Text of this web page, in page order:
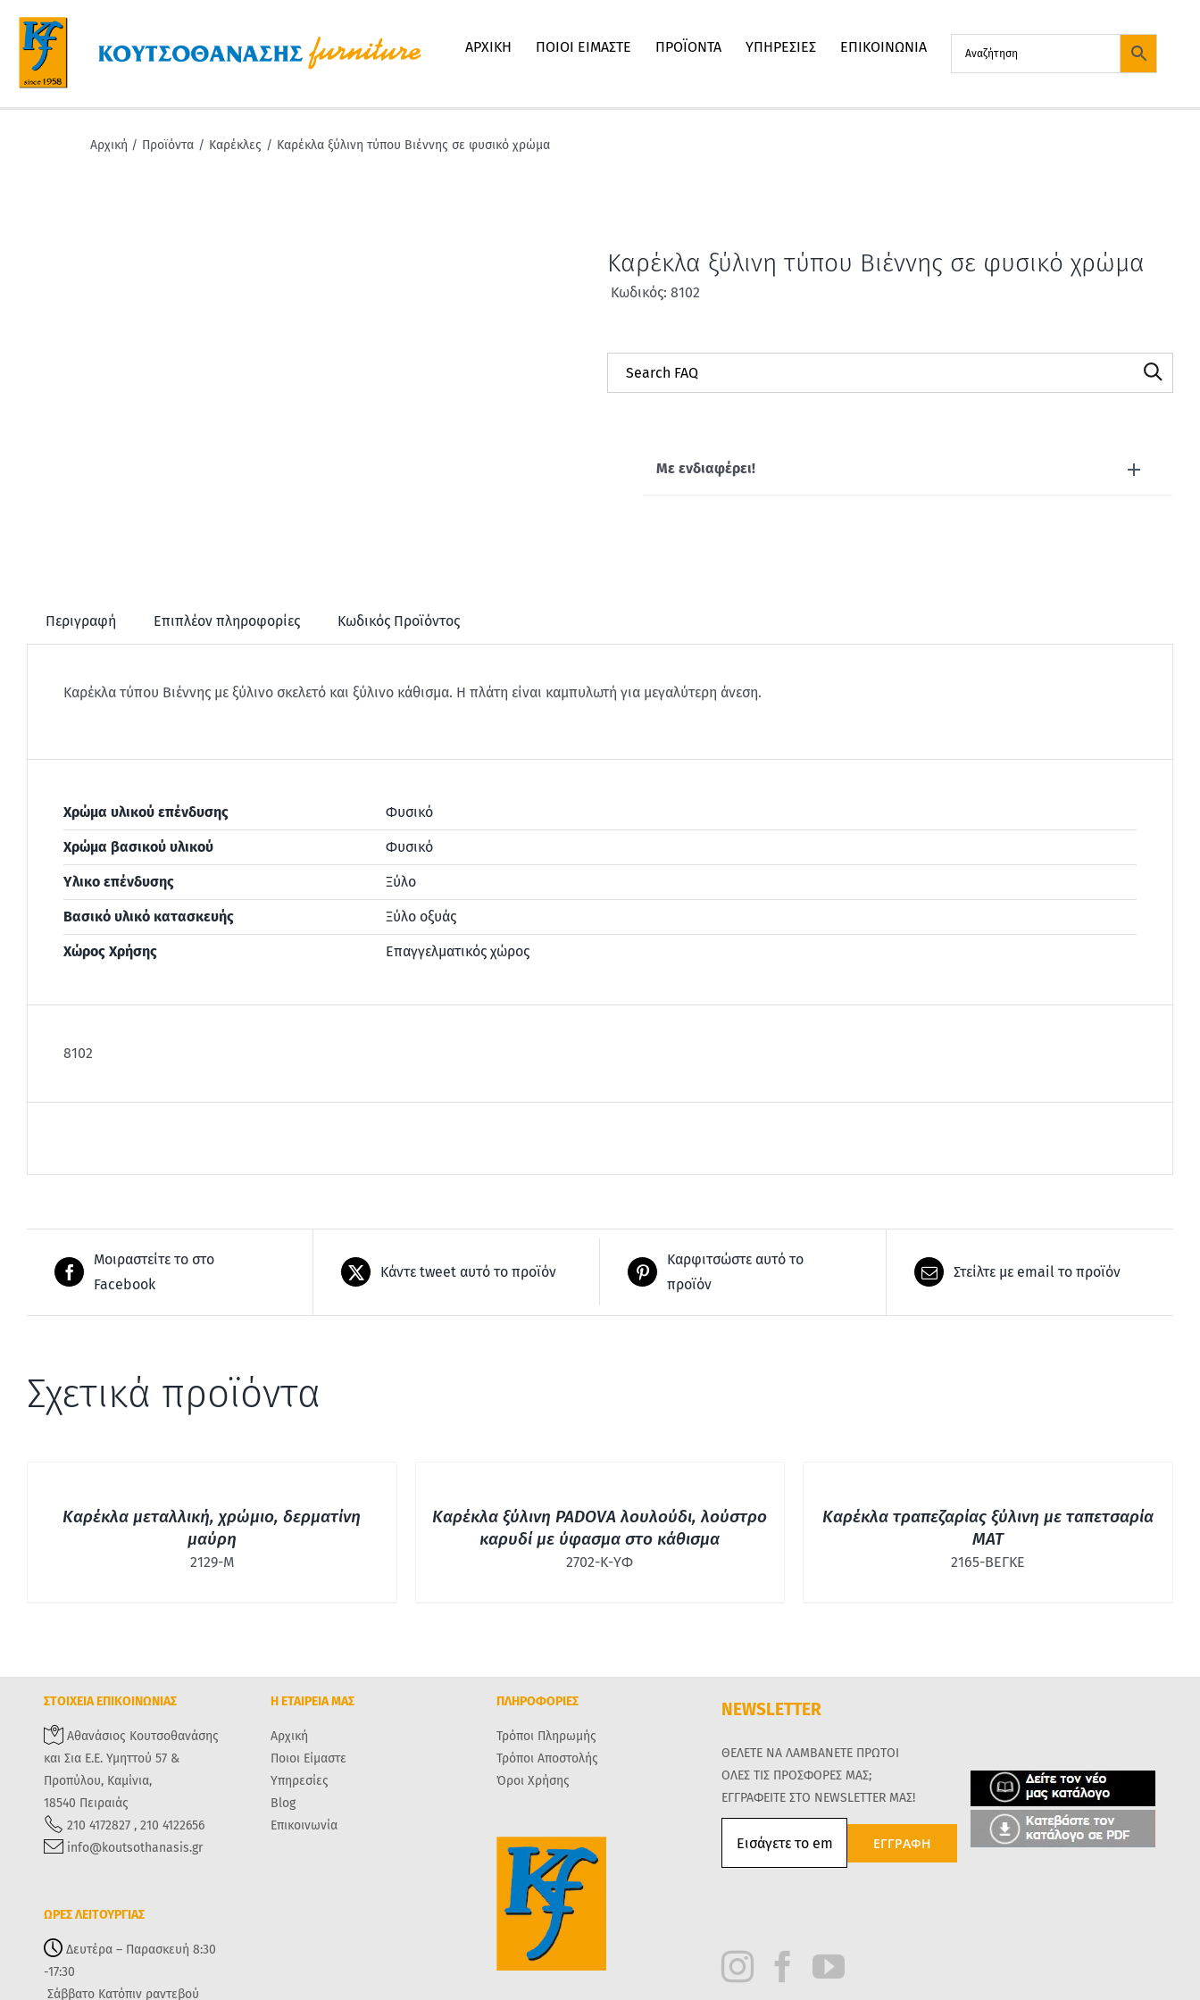
περιεχόμενο
ΑΡΧΙΚΗ ΠΟΙΟΙ ΕΙΜΑΣΤΕ ΠΡΟΪΟΝΤΑ ΥΠΗΡΕΣΙΕΣ ΕΠΙΚΟΙΝΩΝΙΑ
Αρχική Προϊόντα Καρέκλες Καρέκλα ξύλινη τύπου Βιέννης σε φυσικό χρώμα
Καρέκλα ξύλινη τύπου Βιέννης σε φυσικό χρώμα
Κωδικός: 8102
Με ενδιαφέρει!
Περιγραφή Επιπλέον πληροφορίες Κωδικός Προϊόντος
Καρέκλα τύπου Βιέννης με ξύλινο σκελετό και ξύλινο κάθισμα. Η πλάτη είναι καμπυλωτή για μεγαλύτερη άνεση.
Χρώμα υλικού επένδυσης Φυσικό
Χρώμα βασικού υλικού Φυσικό
Υλικο επένδυσης Ξύλο
Βασικό υλικό κατασκευής Ξύλο οξυάς
Χώρος Χρήσης Επαγγελματικός χώρος
8102
Μοιραστείτε το στο
Facebook
Κάντε tweet αυτό το προϊόν
Καρφιτσώστε αυτό το
προϊόν
Στείλτε με email το προϊόν
Σχετικά προϊόντα
Καρέκλα μεταλλική, χρώμιο, δερματίνη
μαύρη
2129-Μ
Καρέκλα ξύλινη PADOVA λουλούδι, λούστρο
καρυδί με ύφασμα στο κάθισμα
2702-Κ-ΥΦ
Καρέκλα τραπεζαρίας ξύλινη με ταπετσαρία
MAT
2165-ΒΕΓΚΕ
ΣΤΟΙΧΕΙΑ ΕΠΙΚΟΙΝΩΝΙΑΣ
Αθανάσιος Κουτσοθανάσης
και Σια Ε.Ε. Υμηττού 57 &
Προπύλου, Καμίνια,
18540 Πειραιάς
210 4172827 , 210 4122656
info@koutsothanasis.gr
ΩΡΕΣ ΛΕΙΤΟΥΡΓΙΑΣ
Δευτέρα – Παρασκευή 8:30
-17:30
Σάββατο Κατόπιν ραντεβού
Η ΕΤΑΙΡΕΙΑ ΜΑΣ
Αρχική
Ποιοι Είμαστε
Υπηρεσίες
Blog
Επικοινωνία
ΠΛΗΡΟΦΟΡΙΕΣ
Τρόποι Πληρωμής
Τρόποι Αποστολής
Όροι Χρήσης
NEWSLETTER
ΘΕΛΕΤΕ ΝΑ ΛΑΜΒΑΝΕΤΕ ΠΡΩΤΟΙ
ΟΛΕΣ ΤΙΣ ΠΡΟΣΦΟΡΕΣ ΜΑΣ;
ΕΓΓΡΑΦΕΙΤΕ ΣΤΟ NEWSLETTER ΜΑΣ!
ΕΓΓΡΑΦΗ